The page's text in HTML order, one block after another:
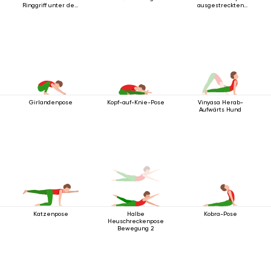
Ringgriff unter dem
ausgestreckten
Girlandenpose Kopf-auf-Knie-Pose
Vinyasa Herab-
Aufwärts Hund
Katzenpose
Halbe
Heuschreckenpose
Bewegung 2
Kobra-Pose